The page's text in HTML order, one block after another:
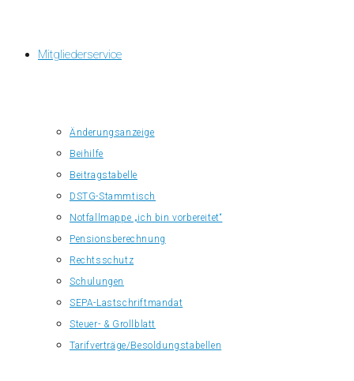
Mitgliederservice
Änderungsanzeige
Beihilfe
Beitragstabelle
DSTG-Stammtisch
Notfallmappe „ich bin vorbereitet“
Pensionsberechnung
Rechtsschutz
Schulungen
SEPA-Lastschriftmandat
Steuer- & Grollblatt
Tarifverträge/Besoldungstabellen